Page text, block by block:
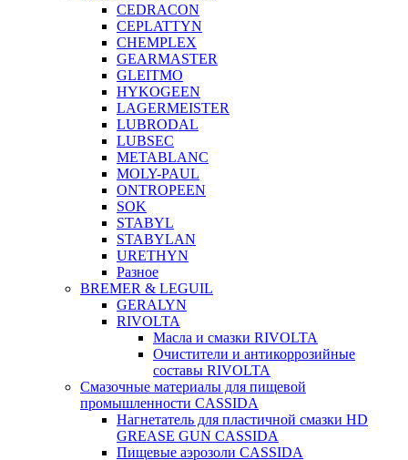
CEDRACON
CEPLATTYN
CHEMPLEX
GEARMASTER
GLEITMO
HYKOGEEN
LAGERMEISTER
LUBRODAL
LUBSEC
METABLANC
MOLY-PAUL
ONTROPEEN
SOK
STABYL
STABYLAN
URETHYN
Разное
BREMER & LEGUIL
GERALYN
RIVOLTA
Масла и смазки RIVOLTA
Очистители и антикоррозийные
составы RIVOLTA
Смазочные материалы для пищевой
промышленности CASSIDA
Нагнетатель для пластичной смазки HD
GREASE GUN CASSIDA
Пищевые аэрозоли CASSIDA